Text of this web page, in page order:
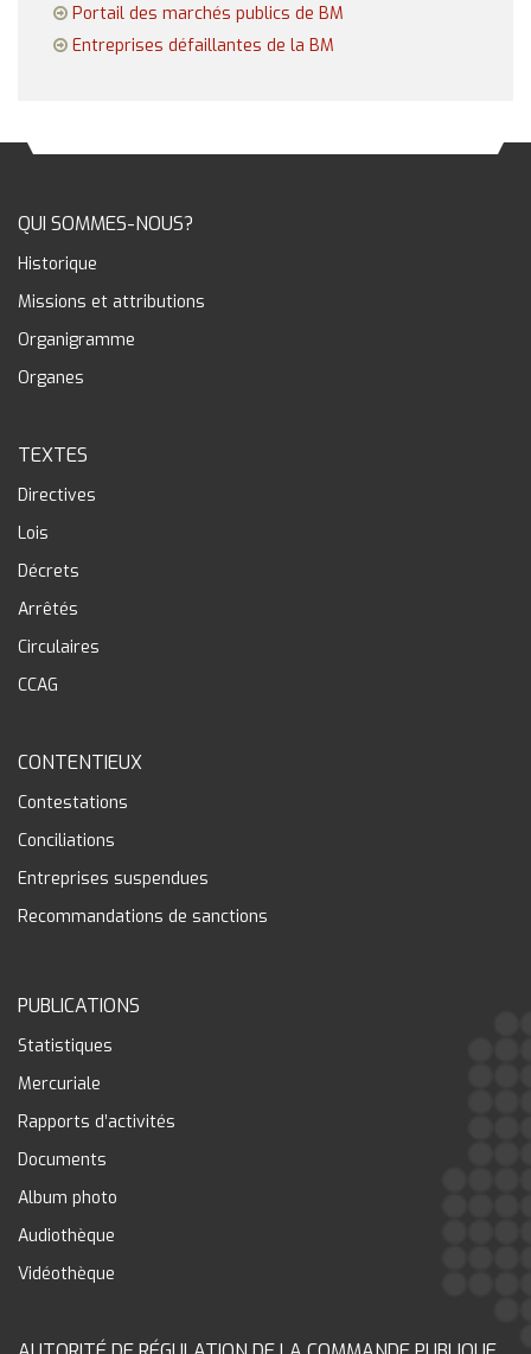
Portail des marchés publics de BM
Entreprises défaillantes de la BM
QUI SOMMES-NOUS?
Historique
Missions et attributions
Organigramme
Organes
TEXTES
Directives
Lois
Décrets
Arrêtés
Circulaires
CCAG
CONTENTIEUX
Contestations
Conciliations
Entreprises suspendues
Recommandations de sanctions
PUBLICATIONS
Statistiques
Mercuriale
Rapports d’activités
Documents
Album photo
Audiothèque
Vidéothèque